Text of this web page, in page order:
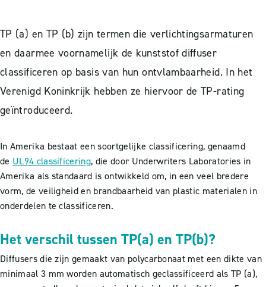
TP (a) en TP (b) zijn termen die verlichtingsarmaturen
en daarmee voornamelijk de kunststof diffuser
classificeren op basis van hun ontvlambaarheid. In het
Verenigd Koninkrijk hebben ze hiervoor de TP-rating
geïntroduceerd.
In Amerika bestaat een soortgelijke classificering, genaamd
de UL94 classificering, die door Underwriters Laboratories in
Amerika als standaard is ontwikkeld om, in een veel bredere
vorm, de veiligheid en brandbaarheid van plastic materialen in
onderdelen te classificeren.
Het verschil tussen TP(a) en TP(b)?
Diffusers die zijn gemaakt van polycarbonaat met een dikte van
minimaal 3 mm worden automatisch geclassificeerd als TP (a),